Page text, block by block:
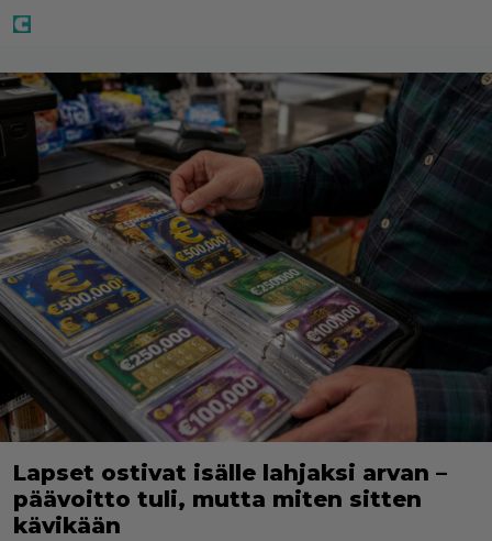
Lapset ostivat isälle lahjaksi arvan –
päävoitto tuli, mutta miten sitten
kävikään